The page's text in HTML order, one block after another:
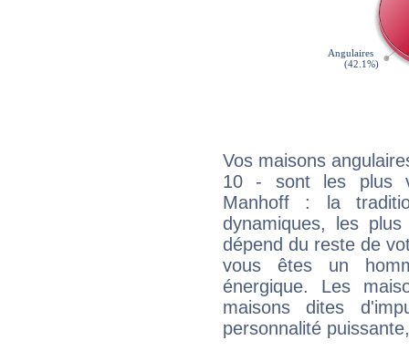
Vos maisons
10 - sont les plus
Manhoff : la
dynamiques, les
dépend du reste de
vous êtes un
énergique. Les
maisons dites
personnalité